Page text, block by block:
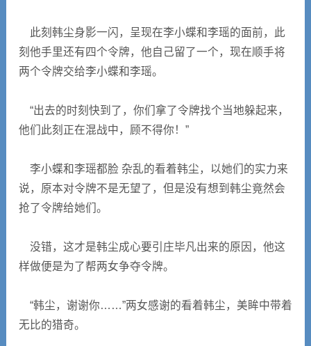
此刻韩尘身影一闪，呈现在李小蝶和李瑶的面前，此
刻他手里还有四个令牌，他自己留了一个，现在顺手将
两个令牌交给李小蝶和李瑶。
“出去的时刻快到了，你们拿了令牌找个当地躲起来，
他们此刻正在混战中，顾不得你！”
李小蝶和李瑶都脸 杂乱的看着韩尘，以她们的实力来
说，原本对令牌不是无望了，但是没有想到韩尘竟然会
抢了令牌给她们。
没错，这才是韩尘成心要引庄毕凡出来的原因，他这
样做便是为了帮两女争夺令牌。
“韩尘，谢谢你……”两女感谢的看着韩尘，美眸中带着
无比的猎奇。